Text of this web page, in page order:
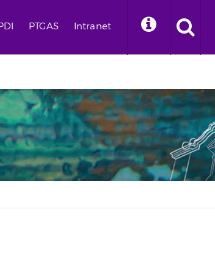
PTGAS Intranet